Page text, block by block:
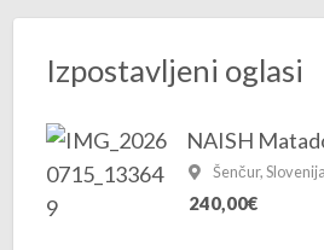
Izpostavljeni oglasi
NAISH
Šenčur, Slovenija
240,00€